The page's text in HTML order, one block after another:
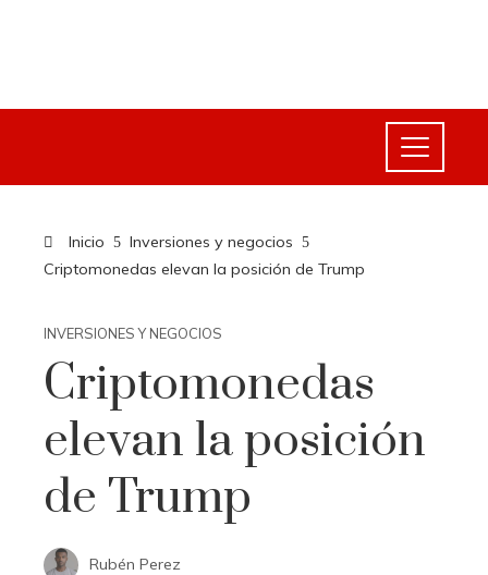
Inicio
Inversiones y negocios
Criptomonedas elevan la posición de Trump
INVERSIONES Y NEGOCIOS
Criptomonedas
elevan la posición
de Trump
Rubén Perez